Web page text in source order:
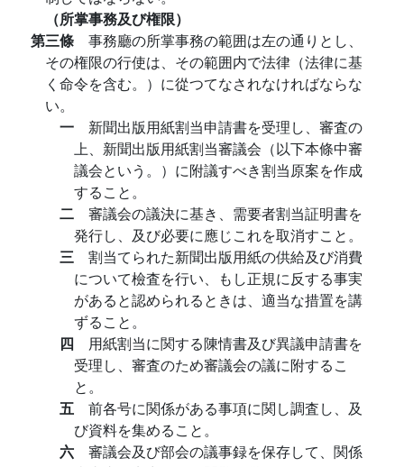
（所掌事務及び権限）
第三條 事務廳の所掌事務の範囲は左の通りとし、
その権限の行使は、その範囲内で法律（法律に基
く命令を含む。）に從つてなされなければならな
い。
一 新聞出版用紙割当申請書を受理し、審査の
上、新聞出版用紙割当審議会（以下本條中審
議会という。）に附議すべき割当原案を作成
すること。
二 審議会の議決に基き、需要者割当証明書を
発行し、及び必要に應じこれを取消すこと。
三 割当てられた新聞出版用紙の供給及び消費
について檢査を行い、もし正規に反する事実
があると認められるときは、適当な措置を講
ずること。
四 用紙割当に関する陳情書及び異議申請書を
受理し、審査のため審議会の議に附するこ
と。
五 前各号に関係がある事項に関し調査し、及
び資料を集めること。
六 審議会及び部会の議事録を保存して、関係